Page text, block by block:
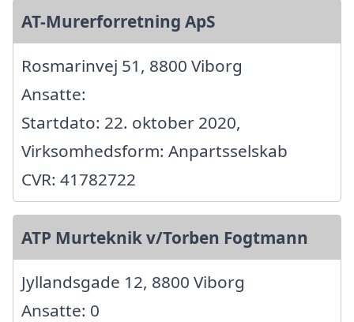
AT-Murerforretning ApS
Rosmarinvej 51, 8800 Viborg
Ansatte:
Startdato: 22. oktober 2020,
Virksomhedsform: Anpartsselskab
CVR: 41782722
ATP Murteknik v/Torben Fogtmann
Jyllandsgade 12, 8800 Viborg
Ansatte: 0